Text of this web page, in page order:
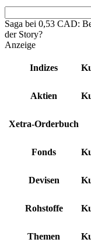
Saga bei 0,53 CAD:
der Story?
Anzeige
Indizes
Aktien
Xetra-Orderbuch
Fonds
Devisen
Rohstoffe
Themen